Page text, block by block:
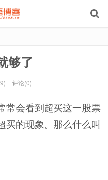
够了
评论(0)
常会看到超买这一股票
买的现象。那么什么叫